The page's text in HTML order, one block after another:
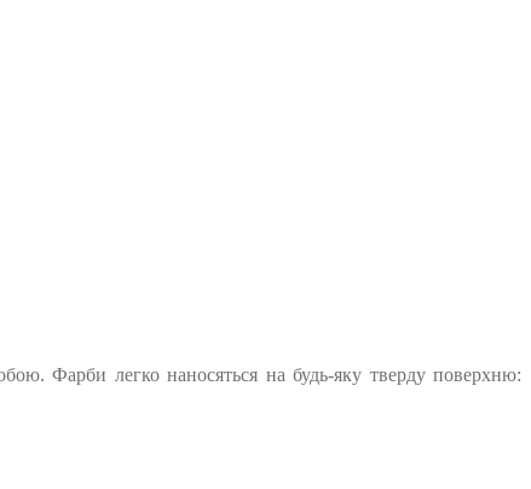
Фарби легко наносяться на будь-яку тверду поверхню: